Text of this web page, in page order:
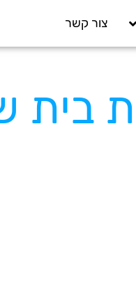
צור קשר